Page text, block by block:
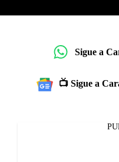
Sigue a
📺 Sigue a